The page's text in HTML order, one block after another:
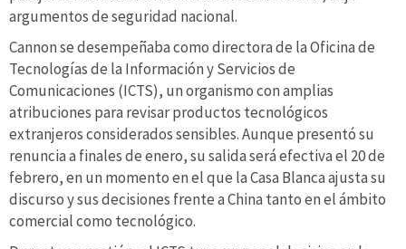
argumentos de seguridad nacional.
Cannon se desempeñaba como directora de la Oficina de
Tecnologías de la Información y Servicios de
Comunicaciones (ICTS), un organismo con amplias
atribuciones para revisar productos tecnológicos
extranjeros considerados sensibles. Aunque presentó su
renuncia a finales de enero, su salida será efectiva el 20 de
febrero, en un momento en el que la Casa Blanca ajusta su
discurso y sus decisiones frente a China tanto en el ámbito
comercial como tecnológico.